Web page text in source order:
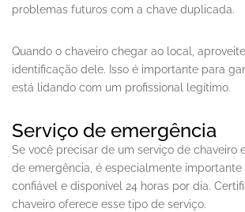
problemas futuros com a chave duplicada.
Quando o chaveiro chegar ao local,
identificação dele. Isso é importante para
está lidando com um profissional legítimo.
Serviço de emergência
Se você precisar de um serviço de chaveiro
de emergência, é especialmente
confiável e disponível 24 horas por dia.
chaveiro oferece esse tipo de serviço.